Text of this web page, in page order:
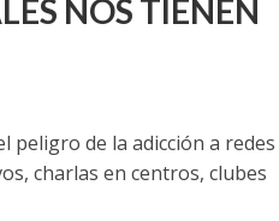
NOS TIENEN
peligro de la adicción a redes
charlas en centros, clubes